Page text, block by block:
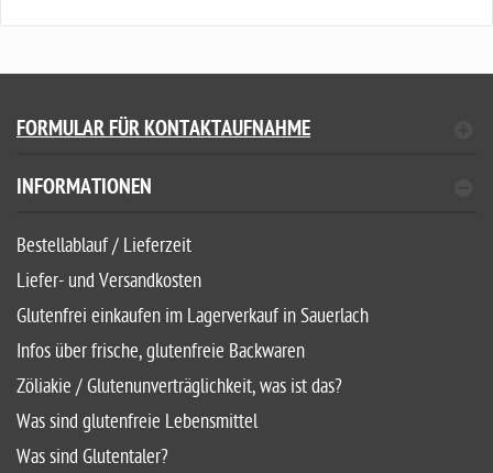
FORMULAR FÜR KONTAKTAUFNAHME
INFORMATIONEN
Bestellablauf / Lieferzeit
Liefer- und Versandkosten
Glutenfrei einkaufen im Lagerverkauf in Sauerlach
Infos über frische, glutenfreie Backwaren
Zöliakie / Glutenunverträglichkeit, was ist das?
Was sind glutenfreie Lebensmittel
Was sind Glutentaler?